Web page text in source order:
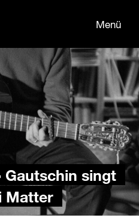
Menü
Gautschin singt
Matter